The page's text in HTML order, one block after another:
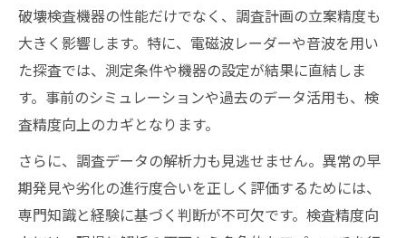
破壊検査機器の性能だけでなく、調査計画の立案精度も
大きく影響します。特に、電磁波レーダーや音波を用い
た探査では、測定条件や機器の設定が結果に直結しま
す。事前のシミュレーションや過去のデータ活用も、検
査精度向上のカギとなります。
さらに、調査データの解析力も見逃せません。異常の早
期発見や劣化の進行度合いを正しく評価するためには、
専門知識と経験に基づく判断が不可欠です。検査精度向